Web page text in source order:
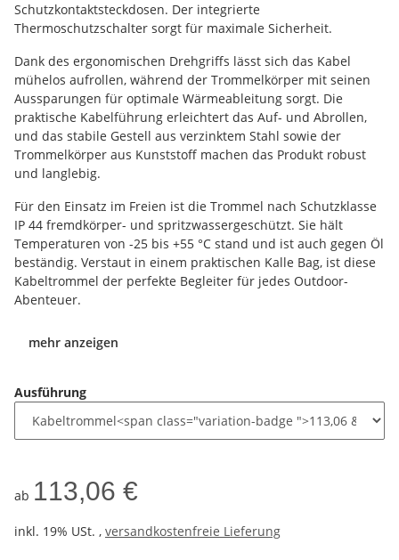
Schutzkontaktsteckdosen. Der integrierte
Thermoschutzschalter sorgt für maximale Sicherheit.
Dank des ergonomischen Drehgriffs lässt sich das Kabel
mühelos aufrollen, während der Trommelkörper mit seinen
Aussparungen für optimale Wärmeableitung sorgt. Die
praktische Kabelführung erleichtert das Auf- und Abrollen,
und das stabile Gestell aus verzinktem Stahl sowie der
Trommelkörper aus Kunststoff machen das Produkt robust
und langlebig.
Für den Einsatz im Freien ist die Trommel nach Schutzklasse
IP 44 fremdkörper- und spritzwassergeschützt. Sie hält
Temperaturen von -25 bis +55 °C stand und ist auch gegen Öl
beständig. Verstaut in einem praktischen Kalle Bag, ist diese
Kabeltrommel der perfekte Begleiter für jedes Outdoor-
Abenteuer.
mehr anzeigen
Ausführung
ab 113,06 €
inkl. 19% USt. , versandkostenfreie Lieferung